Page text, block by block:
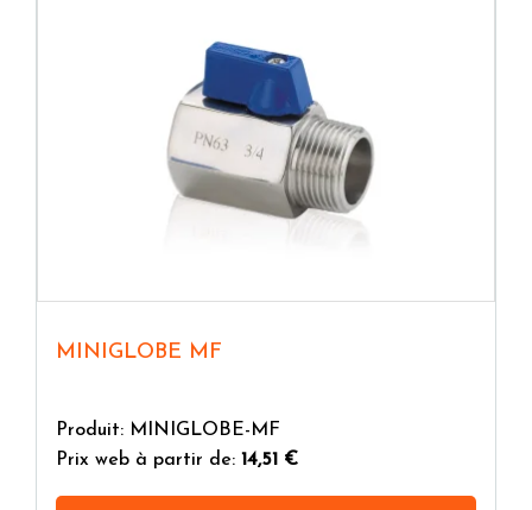
MINIGLOBE MF
Produit: MINIGLOBE-MF
Prix web à partir de: 14,51 €